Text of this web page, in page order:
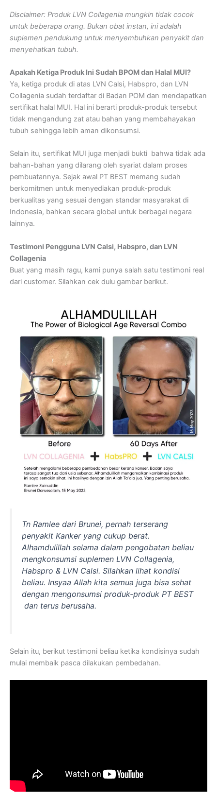
Disclaimer: Produk LVN Collagenia mungkin tidak cocok
untuk beberapa orang. Bukan obat instan, ini adalah
suplemen pendukung untuk menyembuhkan penyakit dan
menyehatkan tubuh.
Apakah Ketiga Produk Ini Sudah BPOM dan Halal MUI?
Ya, ketiga produk di atas LVN Calsi, Habspro, dan LVN
Collagenia sudah terdaftar di Badan POM dan mendapatkan
sertifikat halal MUI. Hal ini berarti produk-produk tersebut
tidak mengandung zat atau bahan yang membahayakan
tubuh sehingga lebih aman dikonsumsi.
Selain itu, sertifikat MUI juga menjadi bukti bahwa tidak ada
bahan-bahan yang dilarang oleh syariat dalam proses
pembuatannya. Sejak awal PT BEST memang sudah
berkomitmen untuk menyediakan produk-produk
berkualitas yang sesuai dengan standar masyarakat di
Indonesia, bahkan secara global untuk berbagai negara
lainnya.
Testimoni Pengguna LVN Calsi, Habspro, dan LVN
Collagenia
Buat yang masih ragu, kami punya salah satu testimoni real
dari customer. Silahkan cek dulu gambar berikut.
Tn Ramlee dari Brunei, pernah terserang
penyakit Kanker yang cukup berat.
Alhamdulillah selama dalam pengobatan beliau
mengkonsumsi suplemen LVN Collagenia,
Habspro & LVN Calsi. Silahkan lihat kondisi
beliau. Insyaa Allah kita semua juga bisa sehat
dengan mengonsumsi produk-produk PT BEST
dan terus berusaha.
Selain itu, berikut testimoni beliau ketika kondisinya sudah
mulai membaik pasca dilakukan pembedahan.